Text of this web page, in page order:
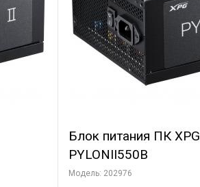
Блок питания ПК XPG
PYLONII550B
Модель: 202976